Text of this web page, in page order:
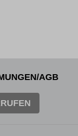
AGB